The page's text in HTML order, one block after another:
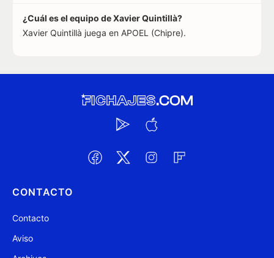
¿Cuál es el equipo de Xavier Quintillà?
Xavier Quintillà juega en APOEL (Chipre).
CONTACTO
Contacto
Aviso